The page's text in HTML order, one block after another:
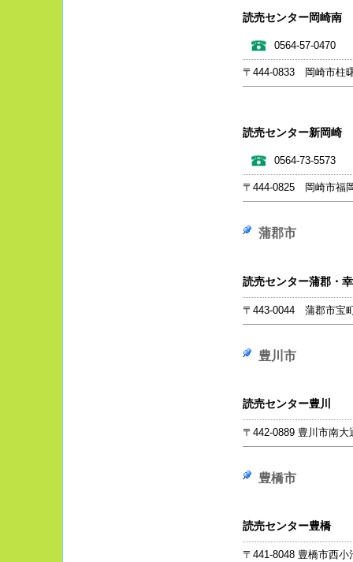
読売センター岡崎南
0564-57-0470
〒444-0833 岡崎市柱
読売センター新岡崎
0564-73-5573
〒444-0825 岡崎市福
蒲郡市
読売センター蒲郡・
〒443-0044 蒲郡市宝
豊川市
読売センター豊川
〒442-0889 豊川市南大
豊橋市
読売センター豊橋
〒441-8048 豊橋市西小